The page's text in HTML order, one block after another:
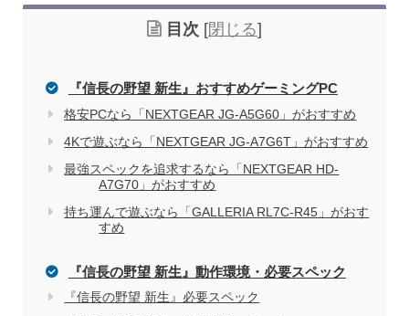
家電量販店で買う際のデメリット
関連記事
電気屋や家電量販店でのパソコン購入を
目次 [閉じる]
『信長の野望 新生』おすすめゲーミングPC
格安PCなら「NEXTGEAR JG-A5G60」がおすすめ
4Kで遊ぶなら「NEXTGEAR JG-A7G6T」がおすすめ
最強スペックを追求するなら「NEXTGEAR HD-
A7G70」がおすすめ
持ち運んで遊ぶなら「GALLERIA RL7C-R45」がおす
すめ
『信長の野望 新生』動作環境・必要スペック
『信長の野望 新生』必要スペック